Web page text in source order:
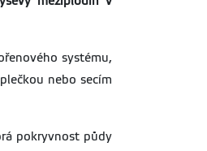
systému,
nebo secím
pokryvnost půdy